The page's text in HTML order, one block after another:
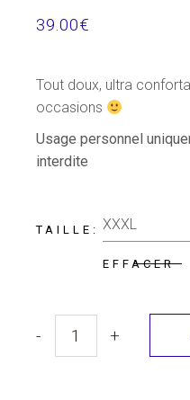
39.00€
Tout doux, ultra
occasions
Usagepersonnel
interdite
TAILLE XXXL
EFFACER
Tee-shirt Oversize
- +